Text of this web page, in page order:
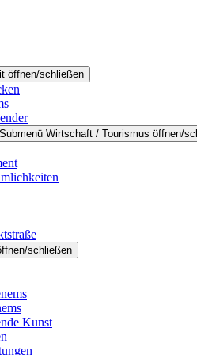
öffnen/schließen
Submenü Wirtschaft / Tourismus öffnen/
schließen
Kunst